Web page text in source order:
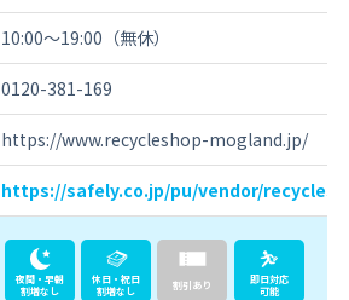
10:00〜19:00（無休）
0120-381-169
https://www.recycleshop-mogland.jp/
https://safely.co.jp/pu/vendor/
夜間・早朝
割増なし
休日・祝日
割増なし
割引あり
即日対応
可能